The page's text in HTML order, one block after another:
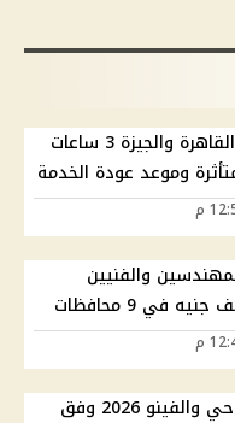
قطع مياه الشرب في القاهرة والجيزة 3 ساعات
وموعد عودة الخدمة
والفنيين
سعر رغيف الخبز السياحي والفينو 2026 وفق